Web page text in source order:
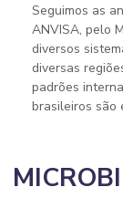
Seguimos as
ANVISA, pelo
diversos
diversas
padrões
brasileiros são